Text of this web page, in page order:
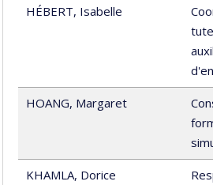
HÉBERT, Isabelle
HOANG, Margaret
KHAMLA, Dorice